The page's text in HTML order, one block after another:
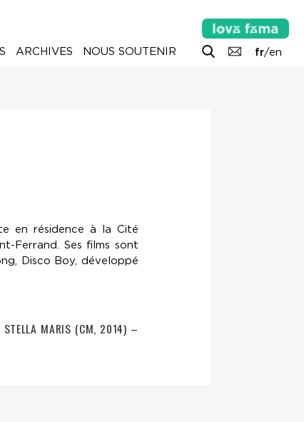
fr/en
ARCHIVES NOUS SOUTENIR
en résidence à la Cité
Ferrand. Ses films sont
Disco Boy, développé
MARIS (CM, 2014) –